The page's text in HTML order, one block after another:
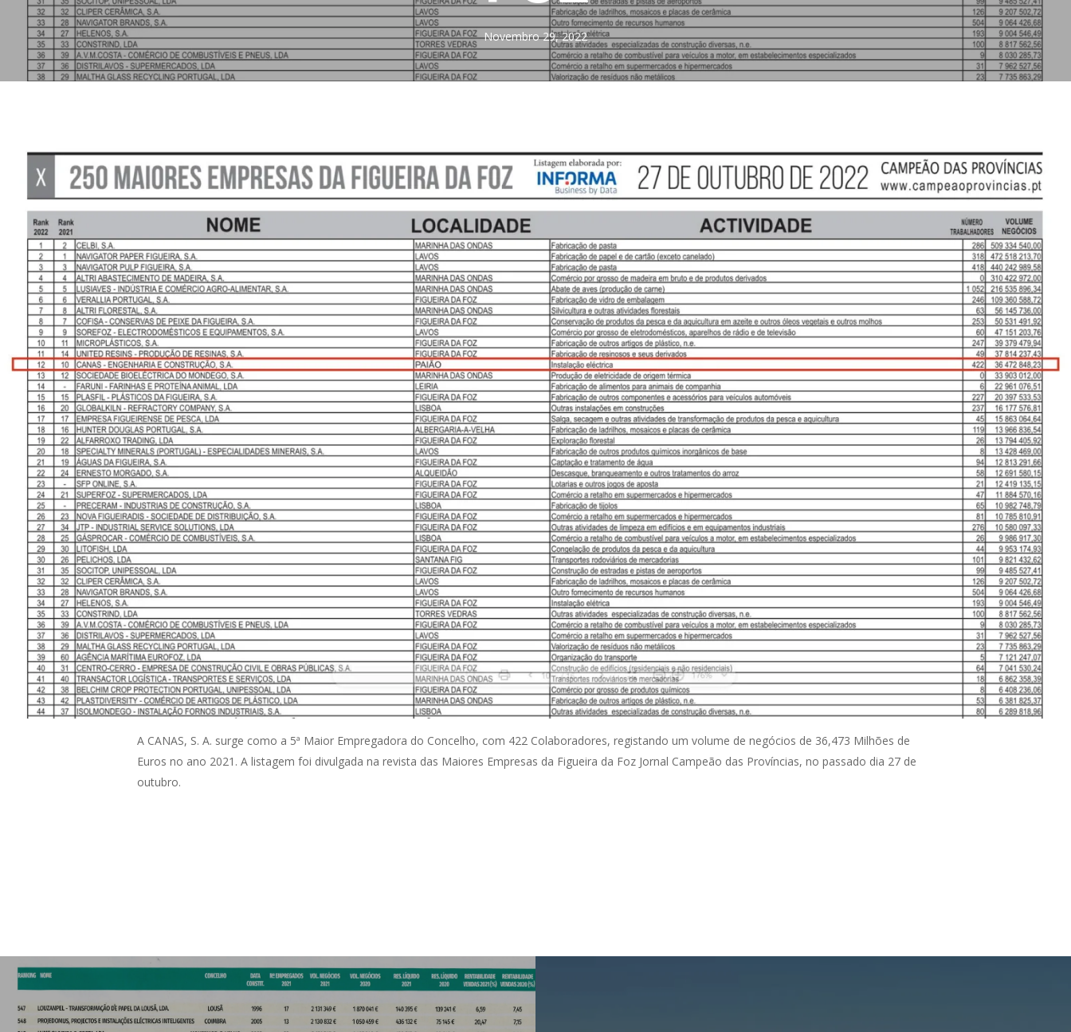
Novembro 29, 2022
A CANAS, S. A. surge como a 5ª Maior Empregadora do Concelho, com 422 Colaboradores, registando um volume de negócios de 36,473 Milhões de
Euros no ano 2021. A listagem foi divulgada na revista das Maiores Empresas da Figueira da Foz Jornal Campeão das Províncias, no passado dia 27 de
outubro.